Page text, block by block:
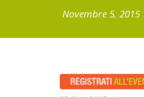
Novembre 5, 2015